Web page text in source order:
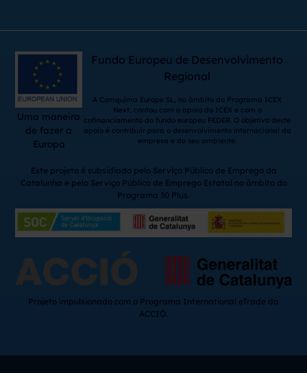
Uma maneira
de fazer a
Europa
Fundo Europeu de Desenvolvimento
Regional
A Comquima Europe SL, no âmbito do Programa ICEX
Next, contou com o apoio do ICEX e com o
cofinanciamento do fundo europeu FEDER. O objetivo deste
apoio é contribuir para o desenvolvimento internacional da
empresa e do seu ambiente.
Este projeto é subsidiado pelo Serviço Público de Emprego da
Catalunha e pelo Serviço Público de Emprego Estatal no âmbito do
Programa 30 Plus.
Projeto impulsionado com o Programa International eTrade da
ACCIÓ.